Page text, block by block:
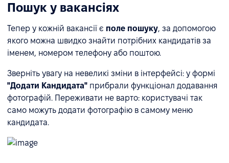
Пошук у вакансіях
Тепер у кожній вакансії є поле пошуку, за допомогою
якого можна швидко знайти потрібних кандидатів за
іменем, номером телефону або поштою.
Зверніть увагу на невеликі зміни в інтерфейсі: у формі
"Додати Кандидата" прибрали функціонал додавання
фотографій. Переживати не варто: користувачі так
само можуть додати фотографію в самому меню
кандидата.